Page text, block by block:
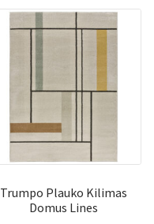
94,90 €
through
Trumpo Plauko Kilimas
Domus Lines